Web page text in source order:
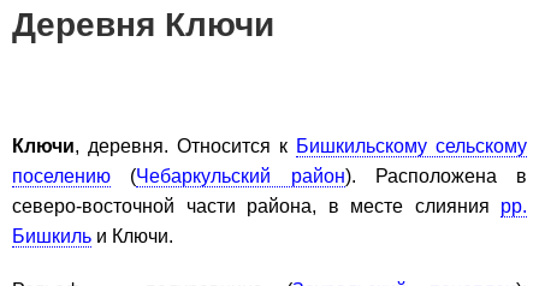
Деревня Ключи
Ключи, деревня. Относится к Бишкильскому сельскому
поселению (Чебаркульский район). Расположена в
северо-восточной части района, в месте слияния рр.
Бишкиль и Ключи.